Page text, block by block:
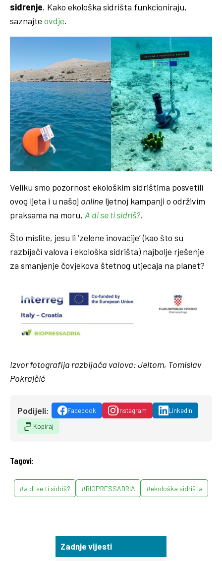
sidrenje. Kako ekološka sidrišta funkcioniraju,
saznajte ovdje.
Veliku smo pozornost ekološkim sidrištima posvetili
ovog ljeta i u našoj online ljetnoj kampanji o održivim
praksama na moru, A di se ti sidriš?.
Što mislite, jesu li ‘zelene inovacije’ (kao što su
razbijači valova i ekološka sidrišta) najbolje rješenje
za smanjenje čovjekova štetnog utjecaja na planet?
Izvor fotografija razbijača valova: Jeltom, Tomislav
Pokrajčić
Podijeli: Facebook Instagram
LinkedIn
Kopiraj
Tagovi:
#a di se ti sidriš? #BIOPRESSADRIA #ekološka sidrišta
Zadnje vijesti